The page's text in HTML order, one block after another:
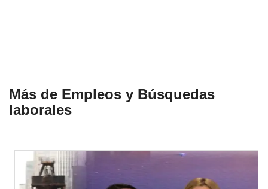
Más de Empleos y Búsquedas
laborales